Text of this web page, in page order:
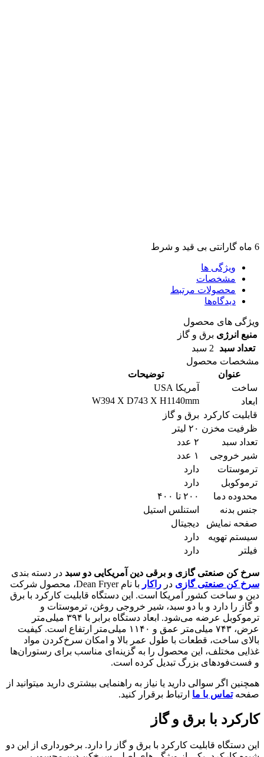
6 ماه گارانتی بی قید و شرط
ویژگی ها
مشخصات
محصولات مرتبط
دیدگاه‌ها
ویژگی های محصول
منبع انرژی برق و گاز
تعداد سبد
2 سبد
مشخصات محصول
عنوان
توضیحات
ساخت
آمریکا USA
ابعاد
W394 X D743 X H1140mm
قابلیت کارکرد برق و گاز
ظرفیت مخزن ۲۰ لیتر
تعداد سبد
۲ عدد
شیر خروجی
۱ عدد
ترموستات
دارد
ترموکوبل
دارد
محدوده دما
۲۰۰ تا ۴۰۰
جنس بدنه
استنلس استیل
صفحه نمایش
دیجیتال
سیستم تهویه
دارد
فیلتر
دارد
سرخ کن صنعتی گازی و برقی دین آمریکایی دو سبد در دسته بندی
سرخ کن صنعتی گازی در راکار
با نام Dean Fryer، محصول شرکت
دین و ساخت کشور آمریکا است. این دستگاه قابلیت کارکرد با برق
و گاز را دارد و با دو سبد، شیر خروجی روغن، ترموستات و
ترموکوبل عرضه می‌شود. ابعاد دستگاه برابر با ۳۹۴ میلی‌متر
عرض، ۷۴۳ میلی‌متر عمق و ۱۱۴۰ میلی‌متر ارتفاع است. کیفیت
بالای ساخت، قطعات با طول عمر بالا و امکان سرخ‌کردن مواد
غذایی مختلف، این محصول را به گزینه‌ای مناسب برای رستوران‌ها
و فست‌فودهای بزرگ تبدیل کرده است.
همچنین اگر سوالی دارید یا نیاز به راهنمایی بیشتری دارید میتوانید از
صفحهتماس با ما ارتباط برقرار کنید.
کارکرد با برق و گاز
این دستگاه قابلیت کارکرد با برق و گاز را دارد. برخورداری از این دو